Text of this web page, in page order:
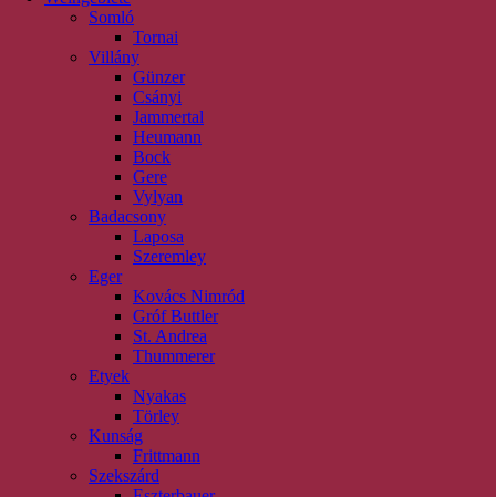
Somló
Tornai
Villány
Günzer
Csányi
Jammertal
Heumann
Bock
Gere
Vylyan
Badacsony
Laposa
Szeremley
Eger
Kovács Nimród
Gróf Buttler
St. Andrea
Thummerer
Etyek
Nyakas
Törley
Kunság
Frittmann
Szekszárd